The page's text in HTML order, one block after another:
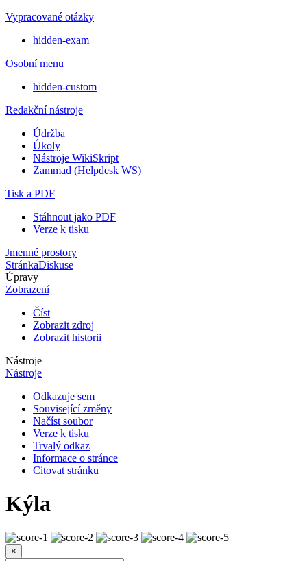
Vypracované otázky
hidden-exam
Osobní menu
hidden-custom
Redakční nástroje
Údržba
Úkoly
Nástroje WikiSkript
Zammad (Helpdesk WS)
Tisk a PDF
Stáhnout jako PDF
Verze k tisku
Jmenné prostory
StránkaDiskuse
Úpravy
Zobrazení
Číst
Zobrazit zdroj
Zobrazit historii
Nástroje
Nástroje
Odkazuje sem
Související změny
Načíst soubor
Verze k tisku
Trvalý odkaz
Informace o stránce
Citovat stránku
Kýla
×